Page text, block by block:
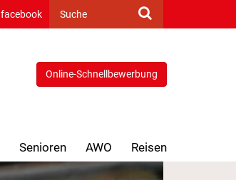
Suche
facebook
Online-Schnellbewerbung
Senioren AWO Reisen